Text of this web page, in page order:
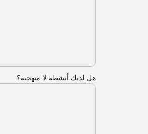
هل لديك أنشطة لا منهجية؟